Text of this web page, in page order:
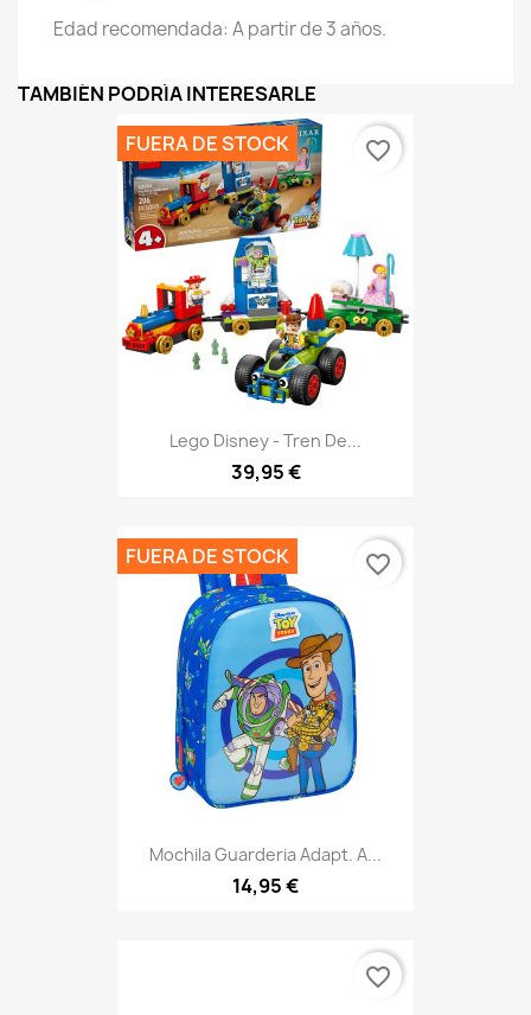
Edad recomendada: A partir de 3 años.
TAMBIÉN PODRÍA INTERESARLE
Lego Disney - Tren De...
39,95 €
FUERA DE STOCK favorite_border
Mochila Guarderia Adapt. A...
14,95 €
FUERA DE STOCK favorite_border
favorite_border